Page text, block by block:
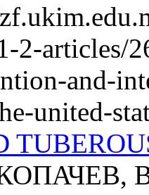
2-articles/
and-
united-
КОПАЧЕВ,